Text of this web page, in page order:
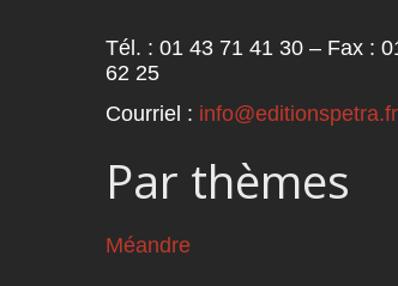
Tél. : 01 43 71 41 30 – Fax :
62 25
Courriel : info@editionspetra.fr
Par thèmes
Méandre